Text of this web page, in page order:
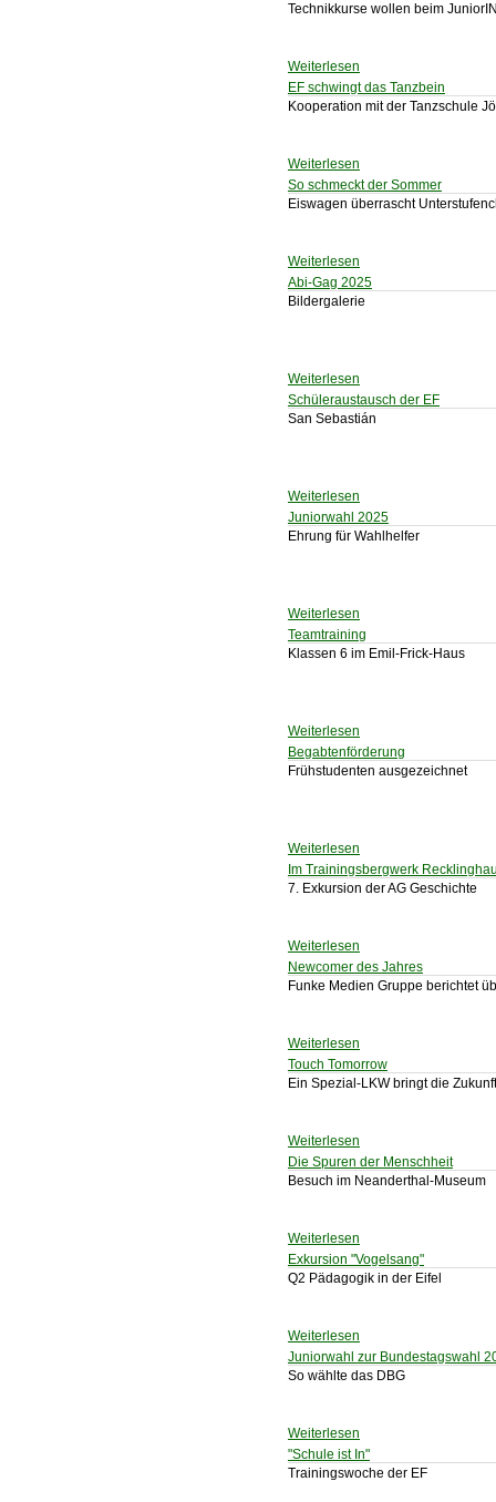
Technikkurse wollen beim
Weiterlesen
EF schwingt das Tanzbein
Kooperation mit der Tanzschule
Weiterlesen
So schmeckt der Sommer
Eiswagen überrascht
Weiterlesen
Abi-Gag 2025
Bildergalerie
Weiterlesen
Schüleraustausch der EF
San Sebastián
Weiterlesen
Juniorwahl 2025
Ehrung für Wahlhelfer
Weiterlesen
Teamtraining
Klassen 6 im Emil-Frick-Haus
Weiterlesen
Begabtenförderung
Frühstudenten ausgezeichnet
Weiterlesen
Im Trainingsbergwerk
7. Exkursion der AG Geschichte
Weiterlesen
Newcomer des Jahres
Funke Medien Gruppe berichtet
Weiterlesen
Touch Tomorrow
Ein Spezial-LKW bringt die
Weiterlesen
Die Spuren der Menschheit
Besuch im Neanderthal-Museum
Weiterlesen
Exkursion "Vogelsang"
Q2 Pädagogik in der Eifel
Weiterlesen
Juniorwahl zur Bundestagswahl
So wählte das DBG
Weiterlesen
"Schule ist In"
Trainingswoche der EF